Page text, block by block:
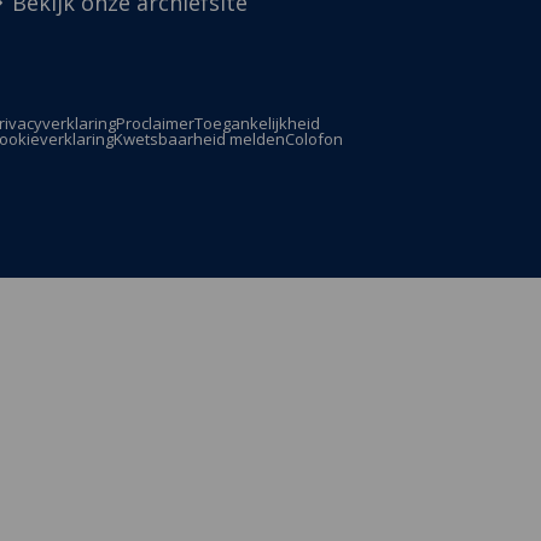
ProclaimerToegankelijkheid
Kwetsbaarheid meldenColofon